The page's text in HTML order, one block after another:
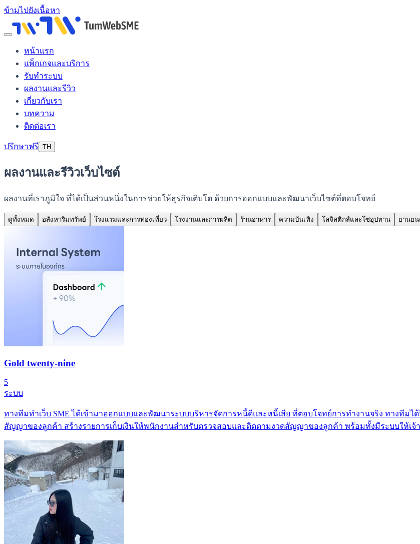
ข้ามไปยังเนื้อหา
หน้าแรก
แพ็กเกจและบริการ
รับทำระบบ
ผลงานและรีวิว
เกี่ยวกับเรา
บทความ
ติดต่อเรา
ปรึกษาฟรี TH
ผลงานและรีวิวเว็บไซต์
ผลงานที่เราภูมิใจ ที่ได้เป็นส่วนหนึ่งในการช่วยให้ธุรกิจเติบโต ด้วยการออกแบบและพัฒนาเว็บไซต์ที่ตอบโจทย์
ดูทั้งหมด อสังหาริมทรัพย์ โรงแรมและการท่องเที่ยว โรงงานและการผลิต ร้านอาหาร ความบันเทิง โลจิสติกส์และโซ่อุปทาน ยานย
Gold twenty-nine
5
ระบบ
ทางทีมทำเว็บ SME ได้เข้ามาออกแบบและพัฒนาระบบบริหารจัดการหนี้ดีและหนี้เสีย ที่ตอบโจทย์การทำงานจริง ทางทีมไ
สัญญาของลูกค้า สร้างรายการเก็บเงินให้พนักงานสำหรับตรวจสอบและติดตามงวดสัญญาของลูกค้า พร้อมทั้งมีระบบให้เจ้